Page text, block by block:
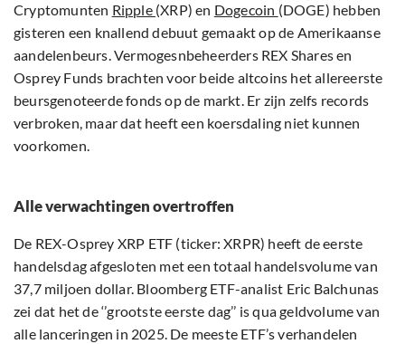
Cryptomunten Ripple (XRP) en Dogecoin (DOGE) hebben
gisteren een knallend debuut gemaakt op de Amerikaanse
aandelenbeurs. Vermogesnbeheerders REX Shares en
Osprey Funds brachten voor beide altcoins het allereerste
beursgenoteerde fonds op de markt. Er zijn zelfs records
verbroken, maar dat heeft een koersdaling niet kunnen
voorkomen.
Alle verwachtingen overtroffen
De REX-Osprey XRP ETF (ticker: XRPR) heeft de eerste
handelsdag afgesloten met een totaal handelsvolume van
37,7 miljoen dollar. Bloomberg ETF-analist Eric Balchunas
zei dat het de ‘’grootste eerste dag’’ is qua geldvolume van
alle lanceringen in 2025. De meeste ETF’s verhandelen